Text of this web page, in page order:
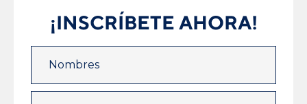
¡INSCRÍBETE AHORA!